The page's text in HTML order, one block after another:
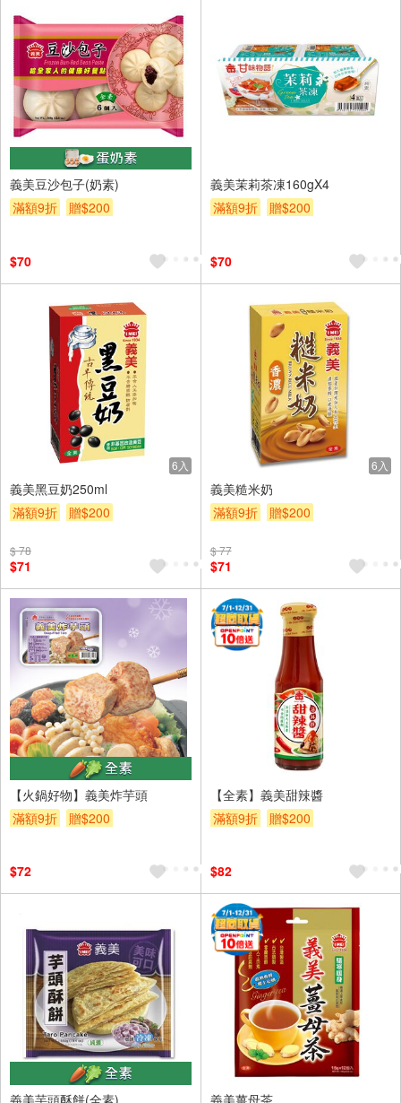
義美豆沙包子(奶素)
滿額9折
贈$200
$70
義美茉莉茶凍160gX4
滿額9折
贈$200
$70
6入
義美黑豆奶250ml
滿額9折
贈$200
$ 78
$71
6入
義美糙米奶
滿額9折
贈$200
$ 77
$71
【火鍋好物】義美炸芋頭
滿額9折
贈$200
$72
【全素】義美甜辣醬
滿額9折
贈$200
$82
義美芋頭酥餅(全素)
義美薑母茶